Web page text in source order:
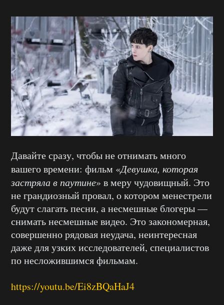
Давайте сразу, чтобы не отнимать много
вашего времени: фильм «Девушка, которая
застряла в паутине» в меру чудовищный. Это
не грандиозный провал, о котором менестрели
будут слагать песни, а несмешные блогеры —
снимать несмешные видео. Это закономерная,
совершенно рядовая неудача, неинтересная
даже для узких исследователей, специалистов
по несложившимся фильмам.
https://youtu.be/Ei8zBQaHaJ4